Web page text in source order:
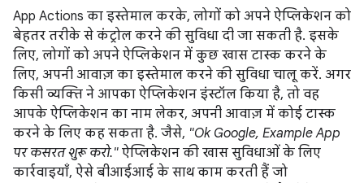
App Actions का इस्तेमाल करके, लोगों को अपने ऐप्लिकेशन को
बेहतर तरीके से कंट्रोल करने की सुविधा दी जा सकती है. इसके
लिए, लोगों को अपने ऐप्लिकेशन में कुछ खास टास्क करने के
लिए, अपनी आवाज़ का इस्तेमाल करने की सुविधा चालू करें. अगर
किसी व्यक्ति ने आपका ऐप्लिकेशन इंस्टॉल किया है, तो वह
आपके ऐप्लिकेशन का नाम लेकर, अपनी आवाज़ में कोई टास्क
करने के लिए कह सकता है. जैसे, "Ok Google, Example App
पर कसरत शुरू करो." ऐप्लिकेशन की खास सुविधाओं के लिए
कार्रवाइयाँ, ऐसे बीआईआई के साथ काम करती हैं जो